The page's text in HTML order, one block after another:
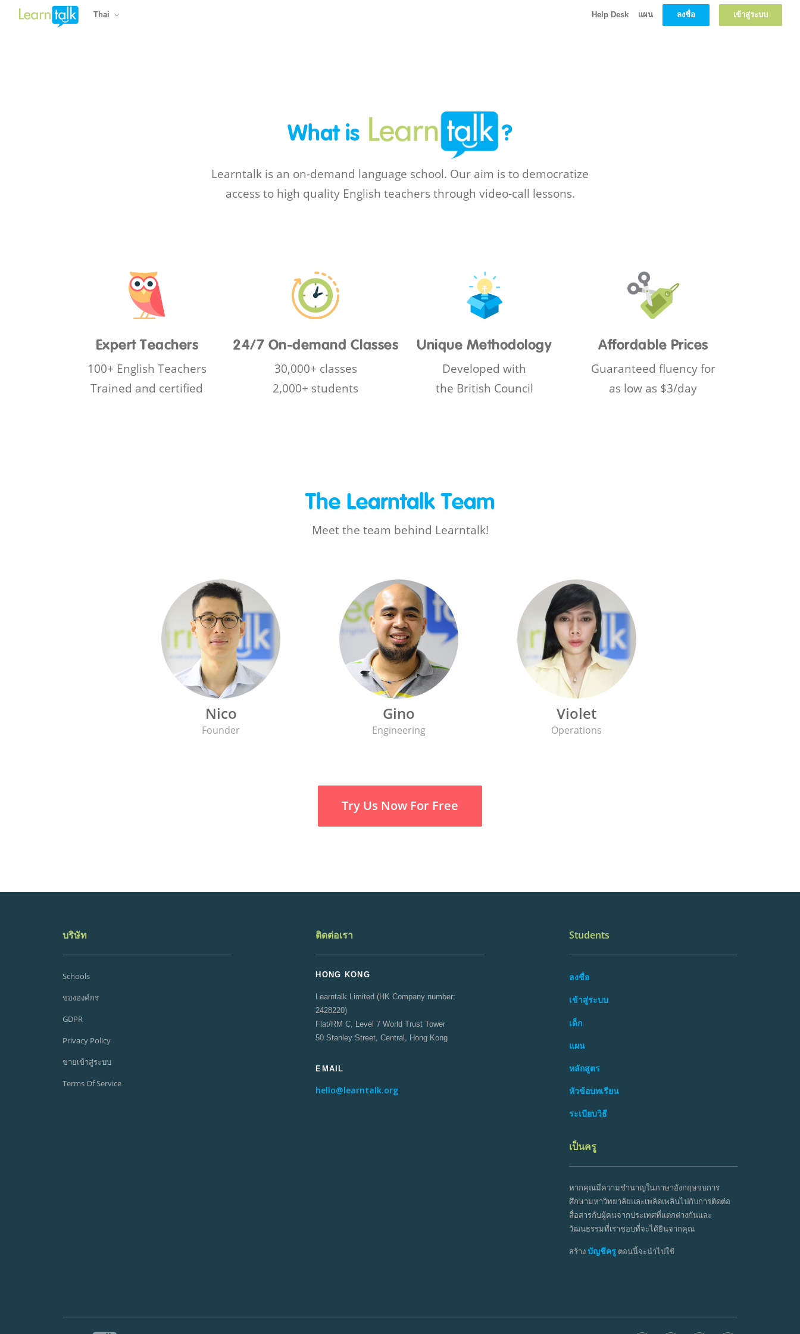
Thai Help Desk แผน ลงชื่อ เข้าสู่ระบบ
What is ?
Learntalk is an on-demand language school. Our aim is to democratize
access to high quality English teachers through video-call lessons.
Expert Teachers
100+ English Teachers
Trained and certified
24/7 On-demand Classes
30,000+ classes
2,000+ students
Unique Methodology
Developed with
the British Council
Affordable Prices
Guaranteed fluency for
as low as $3/day
The Learntalk Team
Meet the team behind Learntalk!
Nico
Founder
Gino
Engineering
Violet
Operations
Try Us Now For Free
บริษัท
Schools
ขององค์กร
GDPR
Privacy Policy
ขายเข้าสู่ระบบ
Terms Of Service
ติดต่อเรา
HONG KONG
Learntalk Limited (HK Company number:
2428220)
Flat/RM C, Level 7 World Trust Tower
50 Stanley Street, Central, Hong Kong
EMAIL
hello@learntalk.org
Students
ลงชื่อ
เข้าสู่ระบบ
เด็ก
แผน
หลักสูตร
หัวข้อบทเรียน
ระเบียบวิธี
เป็นครู
หากคุณมีความชำนาญในภาษาอังกฤษจบการ
ศึกษามหาวิทยาลัยและเพลิดเพลินไปกับการติดต่อ
สื่อสารกับผู้คนจากประเทศที่แตกต่างกันและ
วัฒนธรรมที่เราชอบที่จะได้ยินจากคุณ
สร้างบัญชีครูตอนนี้จะนำไปใช้